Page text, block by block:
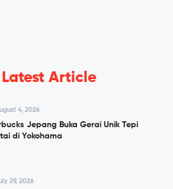
Latest Article
4, 2026
Jepang Buka Gerai Unik Tepi
di Yokohama
29, 2026